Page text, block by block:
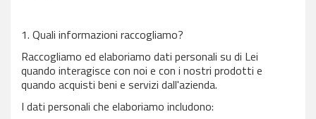
1. Quali informazioni raccogliamo?
Raccogliamo ed elaboriamo dati personali su di Lei
quando interagisce con noi e con i nostri prodotti e
quando acquisti beni e servizi dall'azienda.
I dati personali che elaboriamo includono: